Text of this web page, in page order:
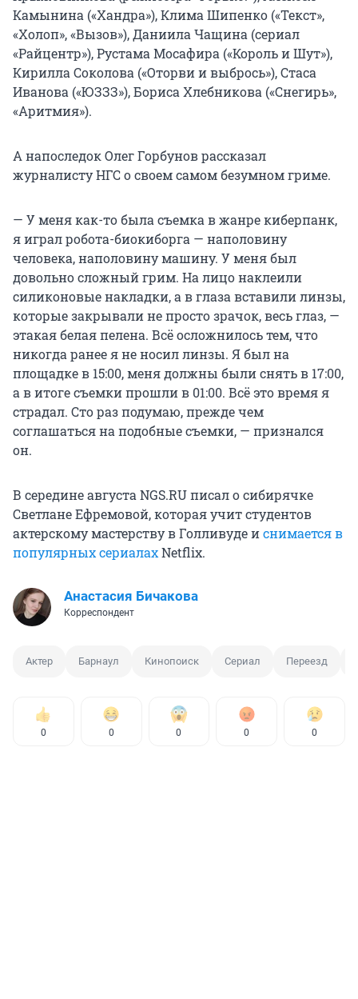
Камынина («Хандра»), Клима Шипенко («Текст»,
«Холоп», «Вызов»), Даниила Чащина (сериал
«Райцентр»), Рустама Мосафира («Король и Шут»),
Кирилла Соколова («Оторви и выбрось»), Стаса
Иванова («ЮЗЗЗ»), Бориса Хлебникова («Снегирь»,
«Аритмия»).
А напоследок Олег Горбунов рассказал
журналисту НГС о своем самом безумном гриме.
— У меня как-то была съемка в жанре киберпанк,
я играл робота-биокиборга — наполовину
человека, наполовину машину. У меня был
довольно сложный грим. На лицо наклеили
силиконовые накладки, а в глаза вставили линзы,
которые закрывали не просто зрачок, весь глаз, —
этакая белая пелена. Всё осложнилось тем, что
никогда ранее я не носил линзы. Я был на
площадке в 15:00, меня должны были снять в 17:00,
а в итоге съемки прошли в 01:00. Всё это время я
страдал. Сто раз подумаю, прежде чем
соглашаться на подобные съемки, — признался
он.
В середине августа NGS.RU писал о сибирячке
Светлане Ефремовой, которая учит студентов
актерскому мастерству в Голливуде иснимается в
популярных сериалахNetflix.
Анастасия Бичакова
Корреспондент
Актер Барнаул Кинопоиск Сериал Переезд
0 0 0 0 0